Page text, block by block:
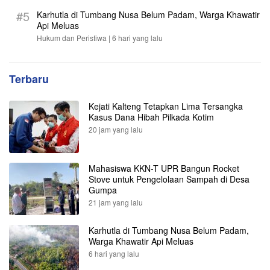
#5
Karhutla di Tumbang Nusa Belum Padam, Warga Khawatir
Api Meluas
Hukum dan Peristiwa | 6 hari yang lalu
Terbaru
Kejati Kalteng Tetapkan Lima Tersangka
Kasus Dana Hibah Pilkada Kotim
20 jam yang lalu
Mahasiswa KKN-T UPR Bangun Rocket
Stove untuk Pengelolaan Sampah di Desa
Gumpa
21 jam yang lalu
Karhutla di Tumbang Nusa Belum Padam,
Warga Khawatir Api Meluas
6 hari yang lalu